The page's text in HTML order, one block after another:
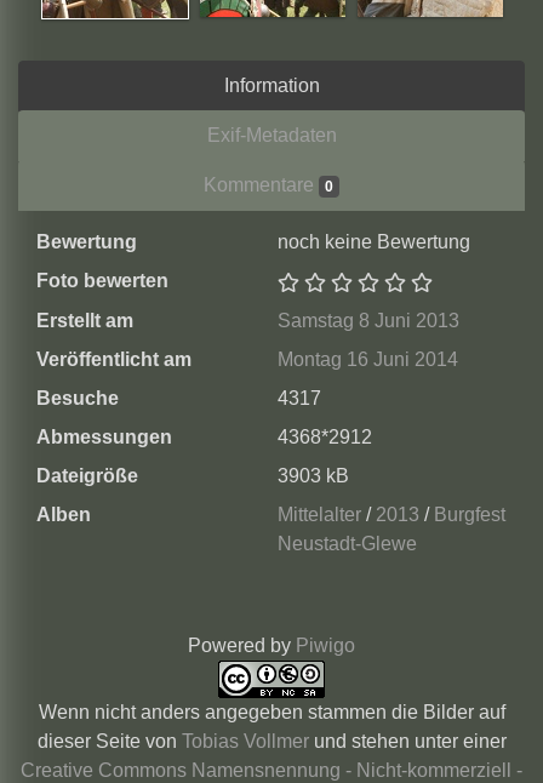
Information
Exif-Metadaten
Kommentare 0
Bewertung
noch keine Bewertung
Foto bewerten
Erstellt am
Samstag 8 Juni 2013
Veröffentlicht am
Montag 16 Juni 2014
Besuche
4317
Abmessungen
4368*2912
Dateigröße
3903 kB
Alben
Mittelalter/ 2013 / Burgfest
Neustadt-Glewe
Powered by Piwigo
Wenn nicht anders angegeben stammen die Bilder auf
dieser Seitevon Tobias Vollmerund stehen unter einer
Creative Commons Namensnennung - Nicht-kommerziell -